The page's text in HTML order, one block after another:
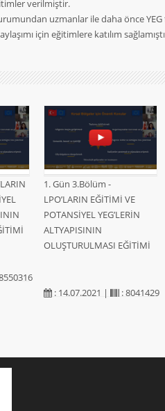
verilmiştir.
uzmanlar ile daha önce
için eğitimlere katılım
1. Gün 3.Bölüm -
LPO’LARIN EĞİTİMİ VE
POTANSİYEL YEG’LERİN
ALTYAPISININ
OLUŞTURULMASI EĞİTİMİ
: 14.07.2021 | : 8041429